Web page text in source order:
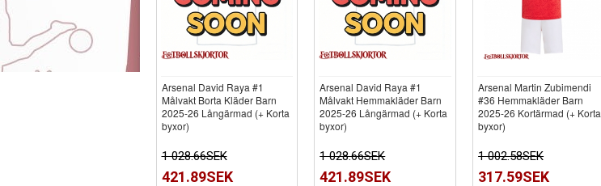
Arsenal David Raya #1
Målvakt Borta Kläder Barn
2025-26 Långärmad (+ Korta
byxor)
1 028.66SEK
421.89SEK
Arsenal David Raya #1
Målvakt Hemmakläder Barn
2025-26 Långärmad (+ Korta
byxor)
1 028.66SEK
421.89SEK
Arsenal Martin Zubimendi
#36 Hemmakläder Barn
2025-26 Kortärmad (+ Korta
byxor)
1 002.58SEK
317.59SEK